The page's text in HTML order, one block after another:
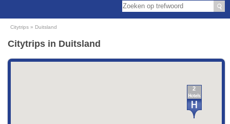
Citytrips Duitsland
Citytrips in Duitsland
2